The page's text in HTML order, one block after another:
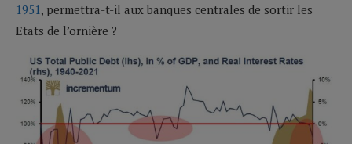
1951 , permettra-t-il aux banques centrales de sortir les
Etats de l’ornière ?